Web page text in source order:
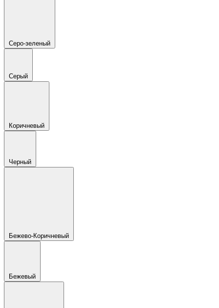
Серо-зеленый
Серый
Коричневый
Черный
Бежево-Коричневый
Бежевый